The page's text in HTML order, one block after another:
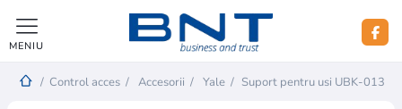
MENIU
/ Control acces / Accesorii / Yale / Suport pentru usi UBK-013